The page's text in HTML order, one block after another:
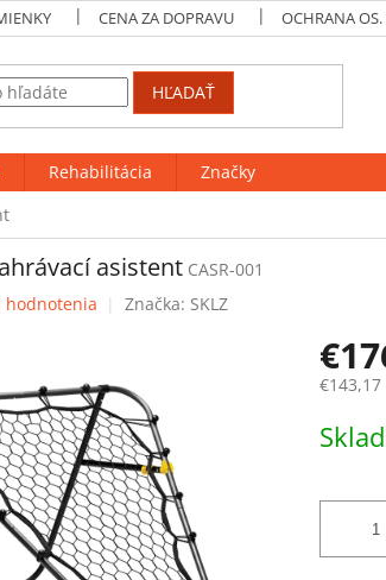
CENA ZA DOPRAVU OCHRANA OS.
HĽADAŤ
Rehabilitácia
Značky
asistent CASR-001
hodnotenia Značka: SKLZ
€143,17
cena: